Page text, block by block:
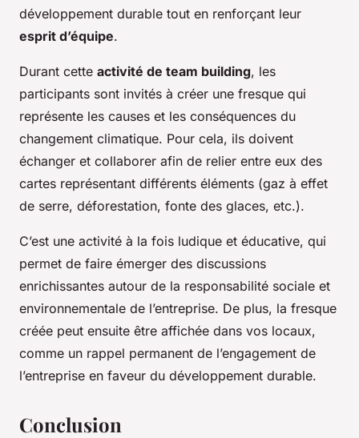
développement durable tout en renforçant leur
esprit d’équipe.
Durant cette activité de team building, les
participants sont invités à créer une fresque qui
représente les causes et les conséquences du
changement climatique. Pour cela, ils doivent
échanger et collaborer afin de relier entre eux des
cartes représentant différents éléments (gaz à effet
de serre, déforestation, fonte des glaces, etc.).
C’est une activité à la fois ludique et éducative, qui
permet de faire émerger des discussions
enrichissantes autour de la responsabilité sociale et
environnementale de l’entreprise. De plus, la fresque
créée peut ensuite être affichée dans vos locaux,
comme un rappel permanent de l’engagement de
l’entreprise en faveur du développement durable.
Conclusion